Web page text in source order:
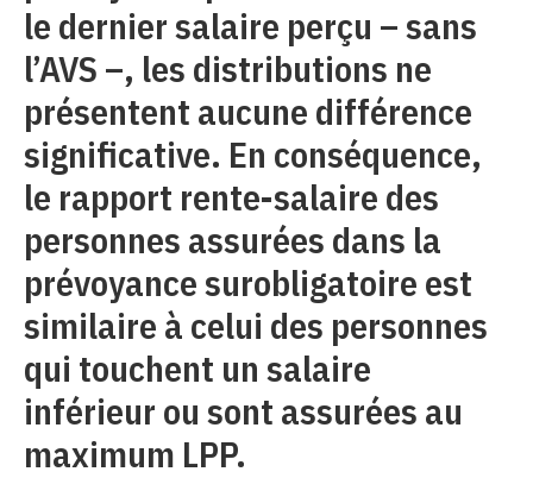
le dernier salaire perçu – sans
l’AVS –, les distributions ne
présentent aucune différence
significative. En conséquence,
le rapport rente-salaire des
personnes assurées dans la
prévoyance surobligatoire est
similaire à celui des personnes
qui touchent un salaire
inférieur ou sont assurées au
maximum LPP.